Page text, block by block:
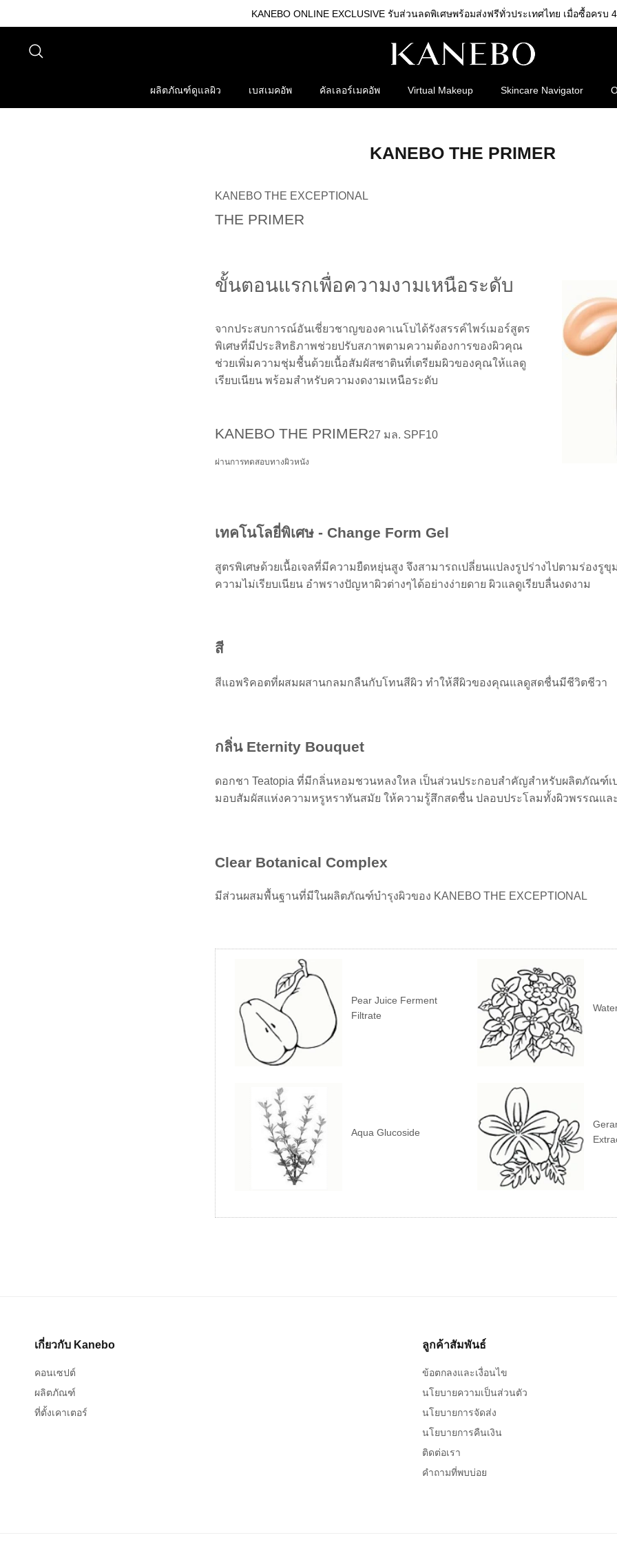
KANEBO ONLINE EXCLUSIVE รับส่วนลดพิเศษพร้อมส่งฟรีทั่วประเทศไทย เมื่อซื้อครบ
ผลิตภัณฑ์ดูแลผิว เบสเมคอัพ คัลเลอร์เมคอัพ Virtual Makeup Skincare Navigator
KANEBO THE PRIMER
KANEBO THE EXCEPTIONAL
THE PRIMER
ขั้นตอนแรกเพื่อความงามเหนือระดับ
จากประสบการณ์อันเชี่ยวชาญของคาเนโบได้รังสรรค์ไพร์เมอร์สูตร
พิเศษที่มีประสิทธิภาพช่วยปรับสภาพตามความต้องการของผิวคุณ
ช่วยเพิ่มความชุ่มชื้นด้วยเนื้อสัมผัสซาตินที่เตรียมผิวของคุณให้แลดู
เรียบเนียน พร้อมสำหรับความงดงามเหนือระดับ
KANEBO THE PRIMER27 มล. SPF10
ผ่านการทดสอบทางผิวหนัง
เทคโนโลยี่พิเศษ - Change Form Gel
สูตรพิเศษด้วยเนื้อเจลที่มีความยืดหยุ่นสูง จึงสามารถเปลี่ยนแปลงรูปร่างไปตามร่องรูขุ
ความไม่เรียบเนียน อำพรางปัญหาผิวต่างๆได้อย่างง่ายดาย ผิวแลดูเรียบลื่นงดงาม
สี
สีแอพริคอตที่ผสมผสานกลมกลืนกับโทนสีผิว ทำให้สีผิวของคุณแลดูสดชื่นมีชีวิตชีวา
กลิ่น Eternity Bouquet
ดอกชา Teatopia ที่มีกลิ่นหอมชวนหลงใหล เป็นส่วนประกอบสำคัญสำหรับผลิตภัณฑ์เ
มอบสัมผัสแห่งความหรูหราทันสมัย ให้ความรู้สึกสดชื่น ปลอบประโลมทั้งผิวพรรณแล
Clear Botanical Complex
มีส่วนผสมพื้นฐานที่มีในผลิตภัณฑ์บำรุงผิวของ KANEBO THE EXCEPTIONAL
Pear Juice Ferment
Filtrate
Aqua Glucoside
เกี่ยวกับ Kanebo
คอนเซปต์
ผลิตภัณฑ์
ที่ตั้งเคาเตอร์
ลูกค้าสัมพันธ์
ข้อตกลงและเงื่อนไข
นโยบายความเป็นส่วนตัว
นโยบายการจัดส่ง
นโยบายการคืนเงิน
ติดต่อเรา
คำถามที่พบบ่อย